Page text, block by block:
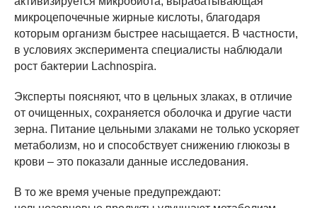
микроцепочечные жирные кислоты, благодаря
которым организм быстрее насыщается. В частности,
в условиях эксперимента специалисты наблюдали
рост бактерии Lachnospira.
Эксперты поясняют, что в цельных злаках, в отличие
от очищенных, сохраняется оболочка и другие части
зерна. Питание цельными злаками не только ускоряет
метаболизм, но и способствует снижению глюкозы в
крови – это показали данные исследования.
В то же время ученые предупреждают: